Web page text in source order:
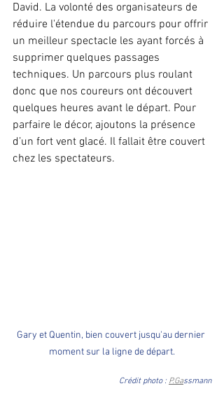
David. La volonté des organisateurs de
réduire l'étendue du parcours pour offrir
un meilleur spectacle les ayant forcés à
supprimer quelques passages
techniques. Un parcours plus roulant
donc que nos coureurs ont découvert
quelques heures avant le départ. Pour
parfaire le décor, ajoutons la présence
d’un fort vent glacé. Il fallait être couvert
chez les spectateurs.
Gary et Quentin, bien couvert jusqu'au dernier
moment sur la ligne de départ.
Crédit photo : P.Gassmann